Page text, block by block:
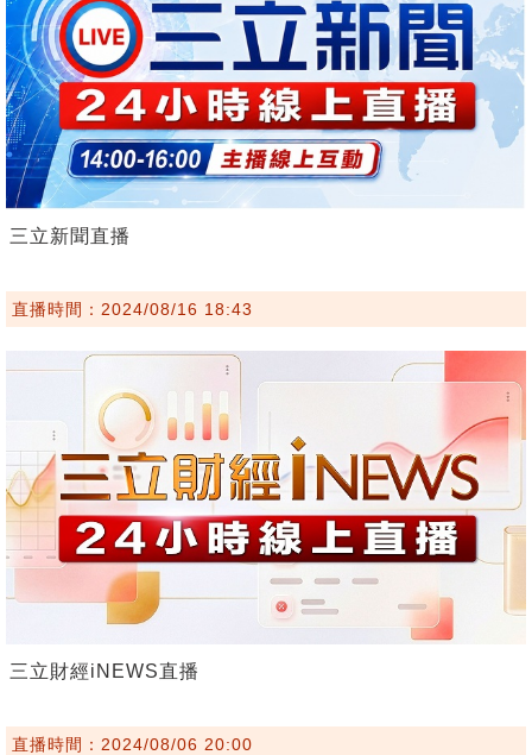
三立新聞直播
直播時間：2024/08/16 18:43
三立財經iNEWS直播
直播時間：2024/08/06 20:00